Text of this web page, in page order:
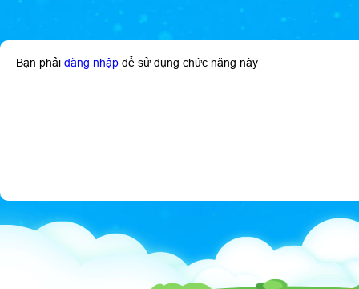
Bạn phải đăng nhập để sử dụng chức năng này